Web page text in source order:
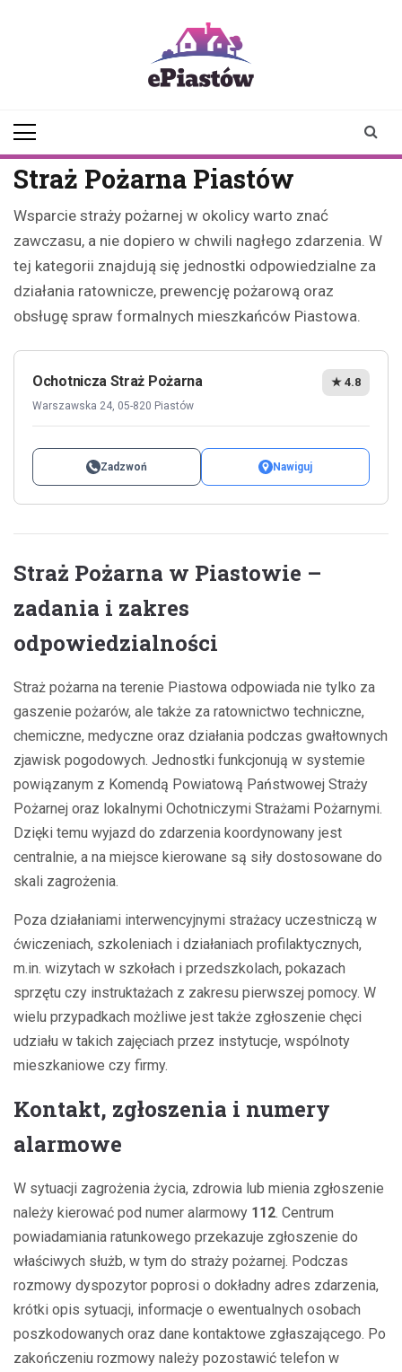
Straż Pożarna Piastów
Wsparcie straży pożarnej w okolicy warto znać
zawczasu, a nie dopiero w chwili nagłego zdarzenia. W
tej kategorii znajdują się jednostki odpowiedzialne za
działania ratownicze, prewencję pożarową oraz
obsługę spraw formalnych mieszkańców Piastowa.
Ochotnicza Straż Pożarna
Warszawska 24, 05-820 Piastów
★ 4.8
Zadzwoń Nawiguj
Straż Pożarna w Piastowie –
zadania i zakres
odpowiedzialności
Straż pożarna na terenie Piastowa odpowiada nie tylko za
gaszenie pożarów, ale także za ratownictwo techniczne,
chemiczne, medyczne oraz działania podczas gwałtownych
zjawisk pogodowych. Jednostki funkcjonują w systemie
powiązanym z Komendą Powiatową Państwowej Straży
Pożarnej oraz lokalnymi Ochotniczymi Strażami Pożarnymi.
Dzięki temu wyjazd do zdarzenia koordynowany jest
centralnie, a na miejsce kierowane są siły dostosowane do
skali zagrożenia.
Poza działaniami interwencyjnymi strażacy uczestniczą w
ćwiczeniach, szkoleniach i działaniach profilaktycznych,
m.in. wizytach w szkołach i przedszkolach, pokazach
sprzętu czy instruktażach z zakresu pierwszej pomocy. W
wielu przypadkach możliwe jest także zgłoszenie chęci
udziału w takich zajęciach przez instytucje, wspólnoty
mieszkaniowe czy firmy.
Kontakt, zgłoszenia i numery
alarmowe
W sytuacji zagrożenia życia, zdrowia lub mienia zgłoszenie
należy kierować pod numer alarmowy 112. Centrum
powiadamiania ratunkowego przekazuje zgłoszenie do
właściwych służb, w tym do straży pożarnej. Podczas
rozmowy dyspozytor poprosi o dokładny adres zdarzenia,
krótki opis sytuacji, informacje o ewentualnych osobach
poszkodowanych oraz dane kontaktowe zgłaszającego. Po
zakończeniu rozmowy należy pozostawić telefon w